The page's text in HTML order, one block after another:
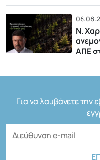
Ν.
ΑΠΕ
Για να λαμβάνετε την